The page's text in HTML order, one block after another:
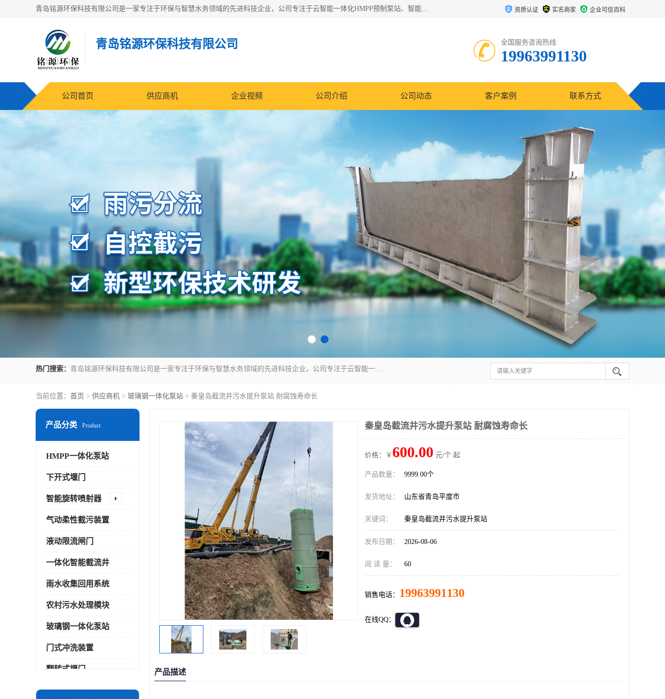
青岛铭源环保科技有限公司是一家专注于环保与智慧水务领域的先进科技企业，公司专注于云智能一体化HMPP预制泵站、智能截流井设备、调蓄池雨洪管理设备、水务循环利用、云智慧水务开发及新型环保技术研发等领域。 资质认证 实名商家 企业可信百科
青岛铭源环保科技有限公司 全国服务咨询热线:
19963991130
公司首页 供应商机 企业视频 公司介绍 公司动态 客户案例 联系方式
热门搜索： 青岛铭源环保科技有限公司是一家专注于环保与智慧水务领域的先进科技企业，公司专注于云智能一体化HMPP预制泵站、智能截流井设备、调蓄池雨洪管理设备、水务循环利用、云智慧水务开发及新型环保技术研发等领域。
当前位置： 首页 > 供应商机 > 玻璃钢一体化泵站 > 秦皇岛截流井污水提升泵站 耐腐蚀寿命长
产品分类 Product
HMPP一体化泵站
下开式堰门
智能旋转喷射器
气动柔性截污装置
液动限流闸门
一体化智能截流井
雨水收集回用系统
农村污水处理模块
玻璃钢一体化泵站
门式冲洗装置
翻转式堰门
智能一体化雨水泵站
秦皇岛截流井污水提升泵站 耐腐蚀寿命长
价格：￥ 600.00 元/个 起
产品数量： 9999.00个
发货地址： 山东省青岛平度市
关键词： 秦皇岛截流井污水提升泵站
发布日期： 2026-08-06
阅 读 量： 60
销售电话： 19963991130
在线QQ：
产品描述